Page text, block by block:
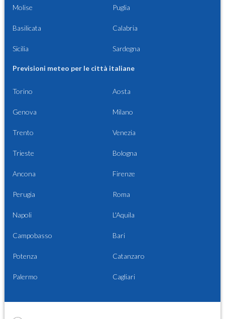
Molise Puglia
Basilicata Calabria
Sicilia Sardegna
Previsioni meteo per le città italiane
Torino Aosta
Genova Milano
Trento Venezia
Trieste Bologna
Ancona Firenze
Perugia Roma
Napoli L'Aquila
Campobasso Bari
Potenza Catanzaro
Palermo Cagliari